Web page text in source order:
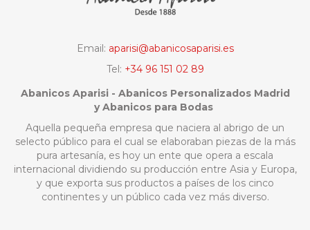
Email: aparisi@abanicosaparisi.es
Tel: +34 96 151 02 89
Abanicos Aparisi - Abanicos Personalizados Madrid
y Abanicos para Bodas
Aquella pequeña empresa que naciera al abrigo de un
selecto público para el cual se elaboraban piezas de la más
pura artesanía, es hoy un ente que opera a escala
internacional dividiendo su producción entre Asia y Europa,
y que exporta sus productos a países de los cinco
continentes y un público cada vez más diverso.